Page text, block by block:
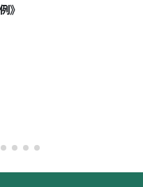
職業健康法例（雜項修
職業健康法例（雜項修訂）